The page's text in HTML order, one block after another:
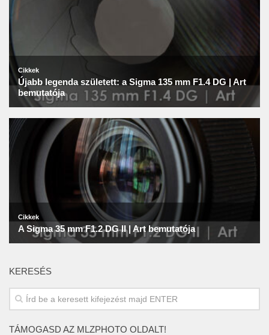
KERESÉS
TÁMOGASD AZ MLZPHOTO OLDALT!